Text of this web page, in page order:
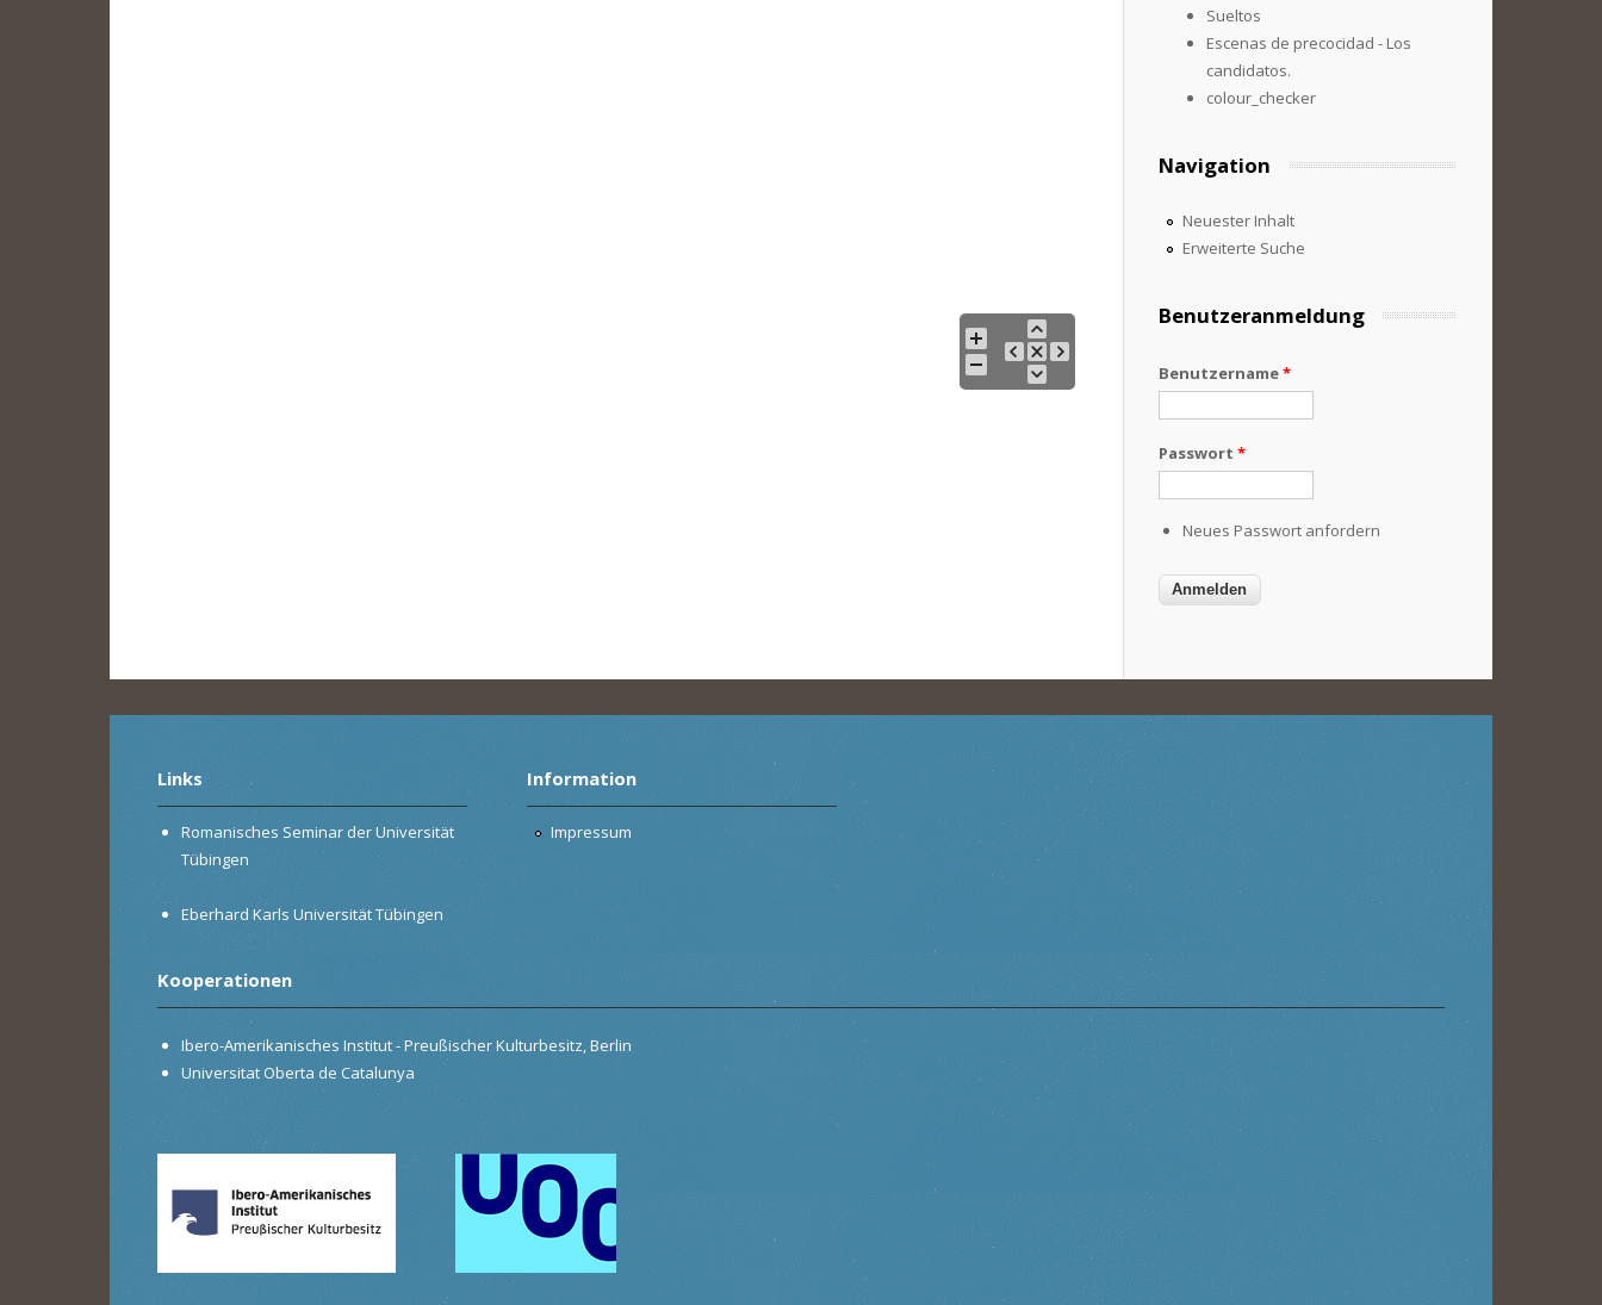
Sueltos
Escenas de precocidad - Los
candidatos.
colour_checker
Navigation
Neuester Inhalt
Erweiterte Suche
Benutzeranmeldung
Benutzername*
Passwort *
Neues Passwort anfordern
Links
Romanisches Seminar der Universität
Tübingen
Eberhard Karls Universität Tübingen
Information
Impressum
Kooperationen
Ibero-Amerikanisches Institut - Preußischer Kulturbesitz, Berlin
Universitat Oberta de Catalunya